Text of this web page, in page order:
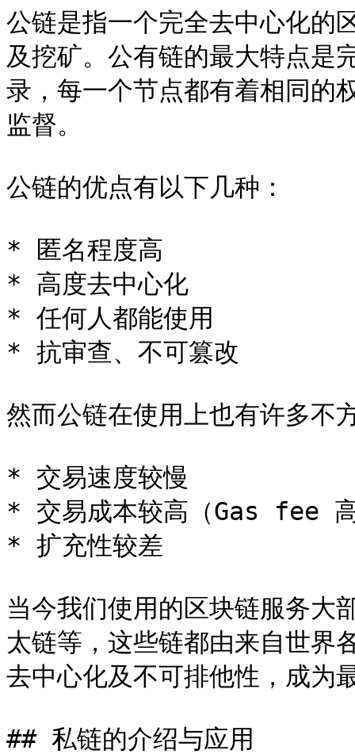
公链是指一个完全去中心化的
及挖矿。公有链的最大特点是
录，每一个节点都有着相同的
监督。
公链的优点有以下几种：
* 匿名程度高
* 高度去中心化
* 任何人都能使用
* 抗审查、不可篡改
然而公链在使用上也有许多不
* 交易速度较慢
* 交易成本较高（Gas fee
* 扩充性较差
当今我们使用的区块链服务大
太链等，这些链都由来自世界
去中心化及不可排他性，成为
## 私链的介绍与应用